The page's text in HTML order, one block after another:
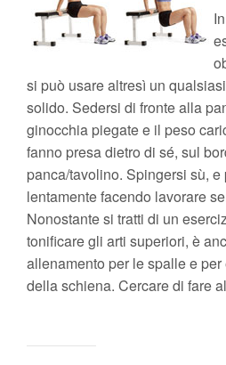
si può usare altresì un
solido. Sedersi di fronte alla
ginocchia piegate e il peso
fanno presa dietro di sé, sul
panca/tavolino. Spingersi sù, e
lentamente facendo lavorare
Nonostante si tratti di un
tonificare gli arti superiori, è
allenamento per le spalle e
della schiena. Cercare di fare